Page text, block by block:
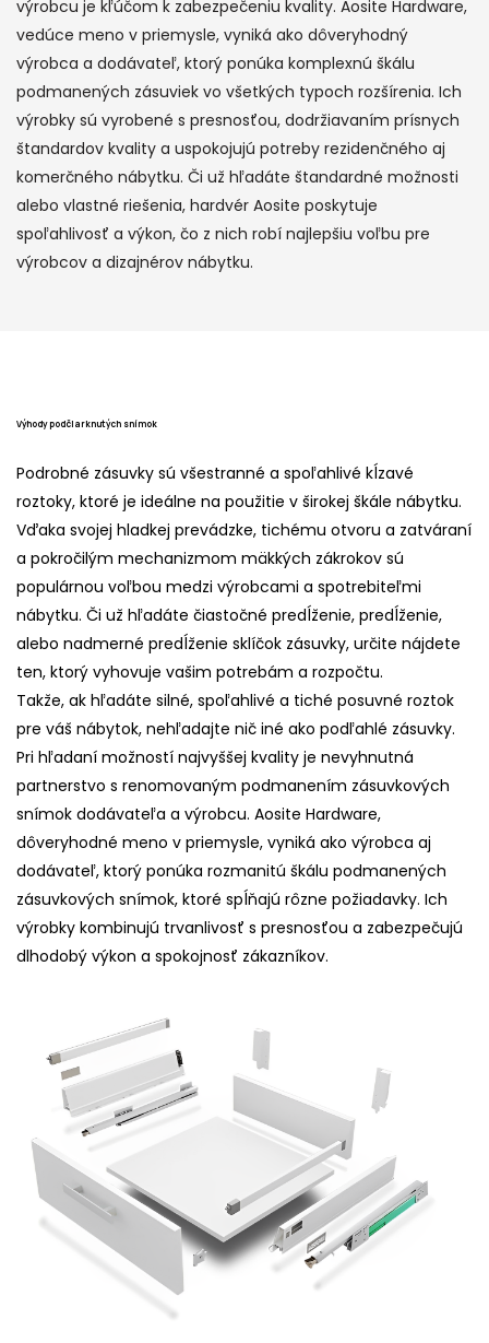
výrobcu je kľúčom k zabezpečeniu kvality. Aosite Hardware,
vedúce meno v priemysle, vyniká ako dôveryhodný
výrobca a dodávateľ, ktorý ponúka komplexnú škálu
podmanených zásuviek vo všetkých typoch rozšírenia. Ich
výrobky sú vyrobené s presnosťou, dodržiavaním prísnych
štandardov kvality a uspokojujú potreby rezidenčného aj
komerčného nábytku. Či už hľadáte štandardné možnosti
alebo vlastné riešenia, hardvér Aosite poskytuje
spoľahlivosť a výkon, čo z nich robí najlepšiu voľbu pre
výrobcov a dizajnérov nábytku.
Výhody podčiarknutých snímok
Podrobné zásuvky sú všestranné a spoľahlivé kĺzavé
roztoky, ktoré je ideálne na použitie v širokej škále nábytku.
Vďaka svojej hladkej prevádzke, tichému otvoru a zatváraní
a pokročilým mechanizmom mäkkých zákrokov sú
populárnou voľbou medzi výrobcami a spotrebiteľmi
nábytku. Či už hľadáte čiastočné predĺženie, predĺženie,
alebo nadmerné predĺženie sklíčok zásuvky, určite nájdete
ten, ktorý vyhovuje vašim potrebám a rozpočtu.
Takže, ak hľadáte silné, spoľahlivé a tiché posuvné roztok
pre váš nábytok, nehľadajte nič iné ako podľahlé zásuvky.
Pri hľadaní možností najvyššej kvality je nevyhnutná
partnerstvo s renomovaným podmanením zásuvkových
snímok dodávateľa a výrobcu. Aosite Hardware,
dôveryhodné meno v priemysle, vyniká ako výrobca aj
dodávateľ, ktorý ponúka rozmanitú škálu podmanených
zásuvkových snímok, ktoré spĺňajú rôzne požiadavky. Ich
výrobky kombinujú trvanlivosť s presnosťou a zabezpečujú
dlhodobý výkon a spokojnosť zákazníkov.